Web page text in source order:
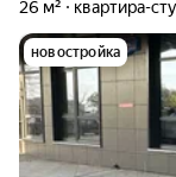
26 м² квартира-
новостройка